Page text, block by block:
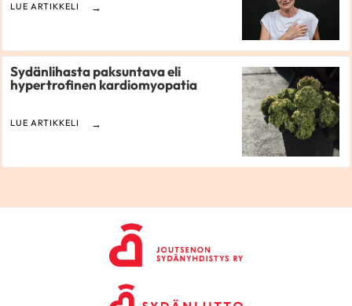
LUE ARTIKKELI
Sydänlihasta paksuntava eli
hypertrofinen kardiomyopatia
LUE ARTIKKELI